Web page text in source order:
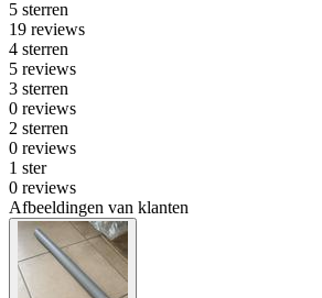
5 sterren
19 reviews
4 sterren
5 reviews
3 sterren
0 reviews
2 sterren
0 reviews
1 ster
0 reviews
Afbeeldingen van klanten